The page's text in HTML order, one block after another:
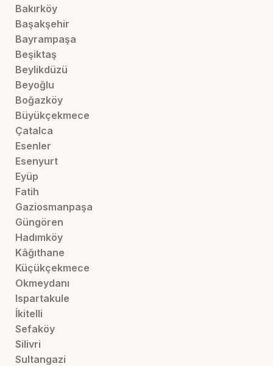
Bakırköy
Başakşehir
Bayrampaşa
Beşiktaş
Beylikdüzü
Beyoğlu
Boğazköy
Büyükçekmece
Çatalca
Esenler
Esenyurt
Eyüp
Fatih
Gaziosmanpaşa
Güngören
Hadımköy
Kâğıthane
Küçükçekmece
Okmeydanı
Ispartakule
İkitelli
Sefaköy
Silivri
Sultangazi